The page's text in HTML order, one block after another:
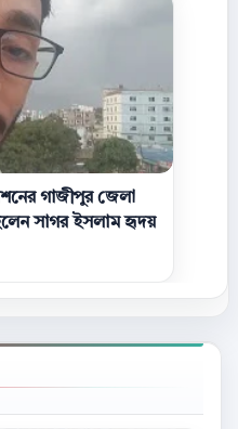
গাজীপুর জেলা
সাগর ইসলাম হৃদয়